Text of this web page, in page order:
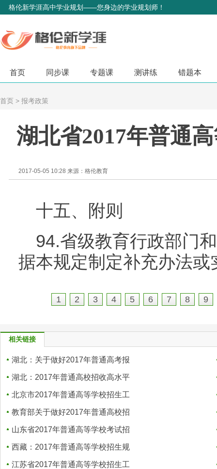
格伦新学涯高中学业规划——您身边的学业规划师！
首页 同步课 专题课 测讲练 错题本
首页 > 报考政策
湖北省2017年普通
2017-05-05 10:28 来源：格伦教育
十五、附则
94.省级教育行政部门
据本规定制定补充办法或
1 2 3 4 5 6 7 8 9
相关链接
湖北：关于做好2017年普通高考报
湖北：2017年普通高校招收高水平
北京市2017年普通高等学校招生工
教育部关于做好2017年普通高校招
山东省2017年普通高等学校考试招
西藏：2017年普通高等学校招生规
江苏省2017年普通高等学校招生工